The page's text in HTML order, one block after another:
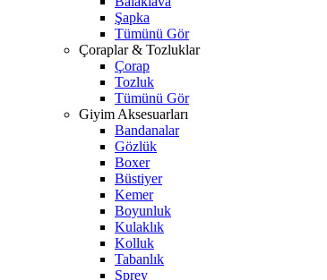
Şapka
Tümünü Gör
Çoraplar & Tozluklar
Çorap
Tozluk
Tümünü Gör
Giyim Aksesuarları
Bandanalar
Gözlük
Boxer
Büstiyer
Kemer
Boyunluk
Kulaklık
Kolluk
Tabanlık
Sprey